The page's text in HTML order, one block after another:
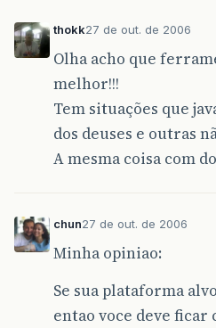
thokk27 de out. de 2006
Olha acho que
melhor!!!
Tem situações que
dos deuses e outras
A mesma coisa com
chun27 de out. de 2006
Minha opiniao:
Se sua plataforma
entao voce deve